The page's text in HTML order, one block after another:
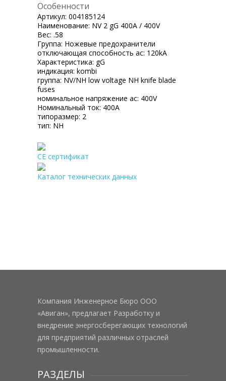
Особенности
Артикул: 004185124
Наименование: NV 2 gG 400A / 400V
Вес: .58
Группа: Ножевые предохранители
отключающая способность ac: 120kA
Характеристика: gG
индикация: kombi
группа: NV/NH low voltage NH knife blade
fuses
номинальное напряжение ac: 400V
Номинальный ток: 400A
типоразмер: 2
тип: NH
CE сертификат
Каталог технических данных
Компания Инженерное Бюро ООО
«Авиган», предлагает Разработку и
внедрение энергосберегающих технологий
для предприятий различных отраслей
промышленности.
РАЗДЕЛЫ